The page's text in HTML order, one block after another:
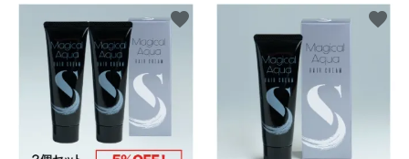
favorite favorite